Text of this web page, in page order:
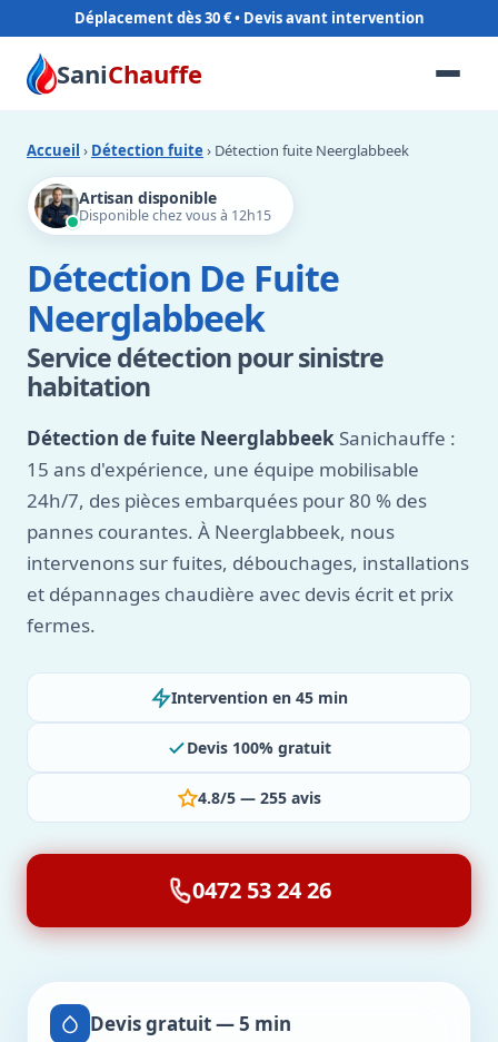
Déplacement dès 30 €
SaniChauffe
Accueil › Détection fuite › Détection fuite Neerglabbeek
Artisan disponible
Disponible chez vous à 12h15
Détection De Fuite
Neerglabbeek
Service détection pour sinistre
habitation
Détection de fuite Neerglabbeek Sanichauffe :
15 ans d'expérience, une équipe mobilisable
24h/7, des pièces embarquées pour 80 % des
pannes courantes. À Neerglabbeek, nous
intervenons sur fuites, débouchages, installations
et dépannages chaudière avec devis écrit et prix
fermes.
Intervention en 45 min
Devis 100% gratuit
4.8/5 — 255 avis
0472 53 24 26
Devis gratuit — 5 min